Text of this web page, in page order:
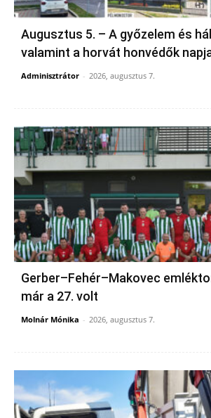
Augusztus 5. – A győzelem és
valamint a horvát honvédők
Adminisztrátor - 2026, augusztus 7.
Gerber–Fehér–Makovec
már a 27. volt
Molnár Mónika - 2026, augusztus 7.